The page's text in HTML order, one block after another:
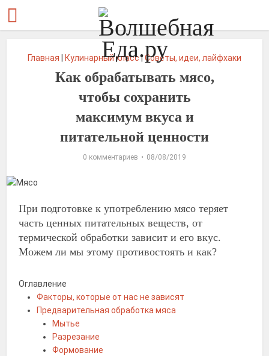
Главная Кулинарный класс|Советы, идеи, лайфхаки
Как обрабатывать мясо,
чтобы сохранить
максимум вкуса и
питательной ценности
0 комментариев 08/08/2019
При подготовке к употреблению мясо теряет
часть ценных питательных веществ, от
термической обработки зависит и его вкус.
Можем ли мы этому противостоять и как?
Оглавление
Факторы, которые от нас не зависят
Предварительная обработка мяса
Мытье
Разрезание
Формование